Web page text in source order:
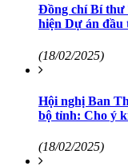
Đồng chí Bí thư
hiện Dự án
(18/02/2025)
Hội nghị Ban
bộ tỉnh: Cho ý
(18/02/2025)